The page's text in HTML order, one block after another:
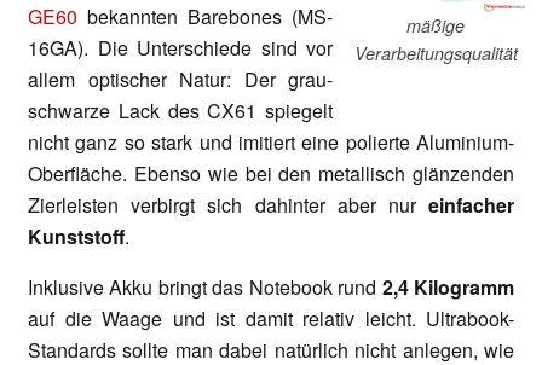
mäßige
Verarbeitungsqualität
GE60 bekannten Barebones (MS-
16GA). Die Unterschiede sind vor
allem optischer Natur: Der grau-
schwarze Lack des CX61 spiegelt
nicht ganz so stark und imitiert eine polierte Aluminium-
Oberfläche. Ebenso wie bei den metallisch glänzenden
Zierleisten verbirgt sich dahinter aber nur einfacher
Kunststoff.
Inklusive Akku bringt das Notebook rund 2,4 Kilogramm
auf die Waage und ist damit relativ leicht. Ultrabook-
Standards sollte man dabei natürlich nicht anlegen, wie